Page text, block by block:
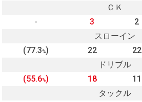
ＣＫ
-
3 2
スローイン
(77.3%) 22 22
ドリブル
(55.6%) 18 11
タックル